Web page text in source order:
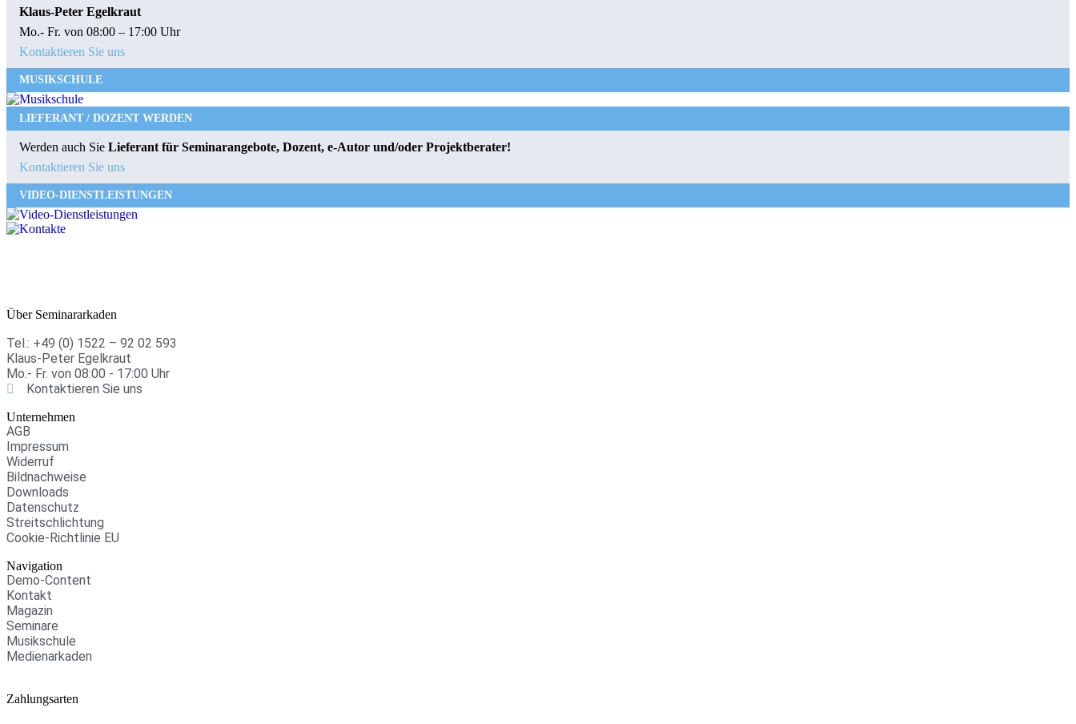
Klaus-Peter Egelkraut
Mo.- Fr. von 08:00 – 17:00 Uhr
Kontaktieren Sie uns
MUSIKSCHULE
LIEFERANT / DOZENT WERDEN
Werden auch Sie Lieferant für Seminarangebote, Dozent, e-Autor und/oder Projektberater!
Kontaktieren Sie uns
VIDEO-DIENSTLEISTUNGEN
Über Seminararkaden
Tel.: +49 (0) 1522 – 92 02 593
Klaus-Peter Egelkraut
Mo.- Fr. von 08:00 - 17:00 Uhr
Kontaktieren Sie uns
Unternehmen
AGB
Impressum
Widerruf
Bildnachweise
Downloads
Datenschutz
Streitschlichtung
Cookie-Richtlinie EU
Navigation
Demo-Content
Kontakt
Magazin
Seminare
Musikschule
Medienarkaden
Zahlungsarten